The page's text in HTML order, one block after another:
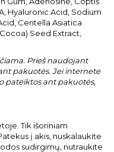
Hyaluronic Acid, Sodium
Centella Asiatica
Seed Extract,
Prieš naudojant
pakuotės. Jei internete
pateiktos ant pakuotės,
Tik išoriniam
į akis, nuskalaukite
sudirgimų, nutraukite